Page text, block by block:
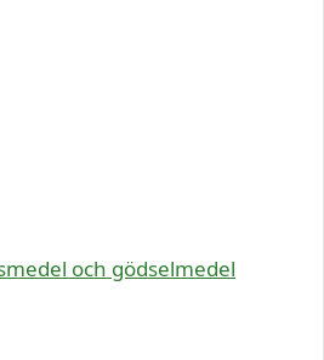
och gödselmedel